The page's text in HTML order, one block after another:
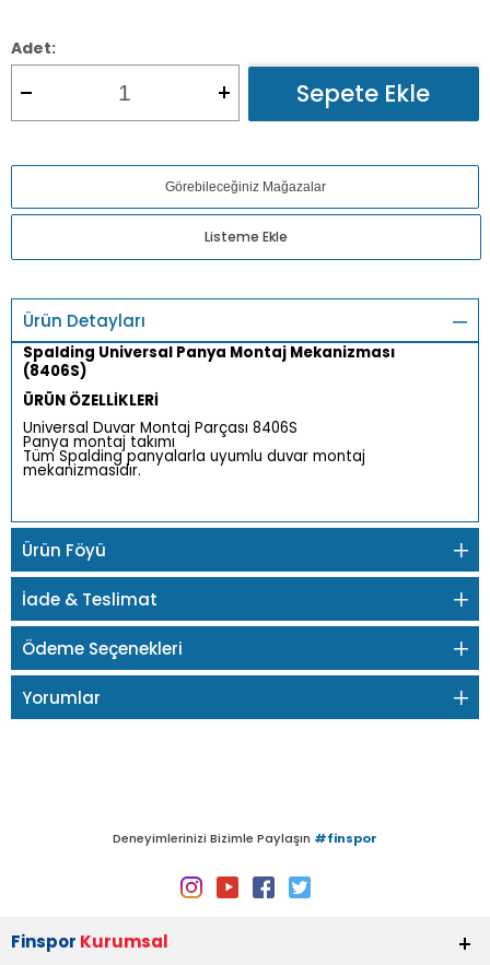
Adet:
Sepete Ekle
Görebileceğiniz Mağazalar
Listeme Ekle
Ürün Detayları
Spalding Universal Panya Montaj Mekanizması
(8406S)
ÜRÜN ÖZELLİKLERİ
Universal Duvar Montaj Parçası 8406S
Panya montaj takımı
Tüm Spalding panyalarla uyumlu duvar montaj
mekanizmasıdır.
Ürün Föyü
İade & Teslimat
Ödeme Seçenekleri
Yorumlar
Deneyimlerinizi Bizimle Paylaşın #finspor
Finspor Kurumsal